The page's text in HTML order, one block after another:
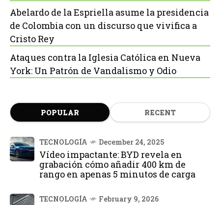
Abelardo de la Espriella asume la presidencia
de Colombia con un discurso que vivifica a
Cristo Rey
Ataques contra la Iglesia Católica en Nueva
York: Un Patrón de Vandalismo y Odio
POPULAR RECENT
TECNOLOGÍA December 24, 2025
Vídeo impactante: BYD revela en
grabación cómo añadir 400 km de
rango en apenas 5 minutos de carga
TECNOLOGÍA February 9, 2026